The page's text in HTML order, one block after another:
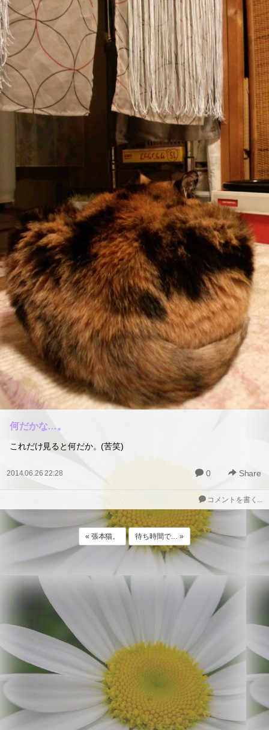
何だかな…。
これだけ見ると何だか。(苦笑)
2014.06.26 22:28 0 Share
コメントを書く...
« 張本猫。 待ち時間で… »